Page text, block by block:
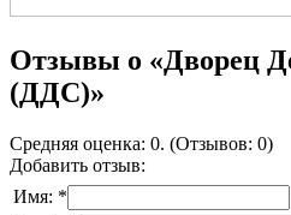
Отзывы о «Дворец
(ДДС)»
Средняя оценка: 0. (Отзывов: 0)
Добавить отзыв:
Имя: *